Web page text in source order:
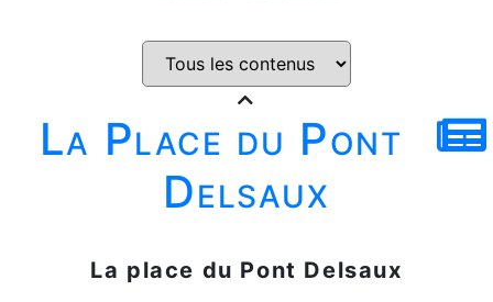
La Place du Pont
Delsaux
La place du Pont Delsaux